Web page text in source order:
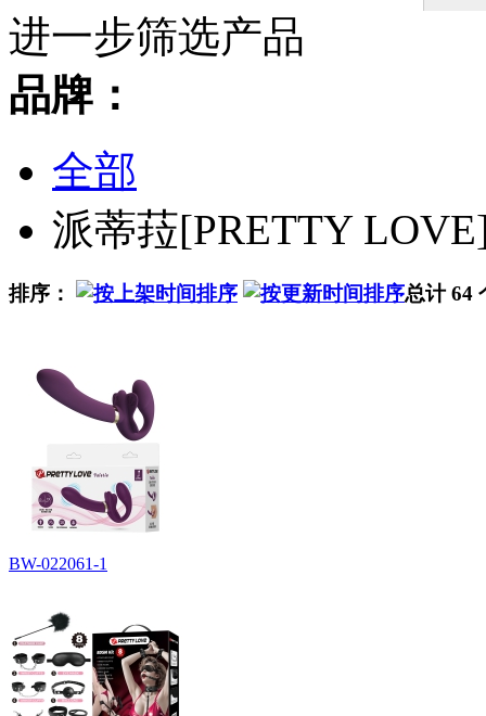
进一步筛选产品
品牌：
全部
派蒂菈[PRETTY
排序： 总计 64
BW-022061-1